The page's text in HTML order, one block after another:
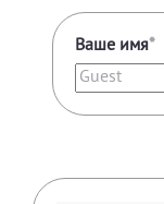
Ваше имя*